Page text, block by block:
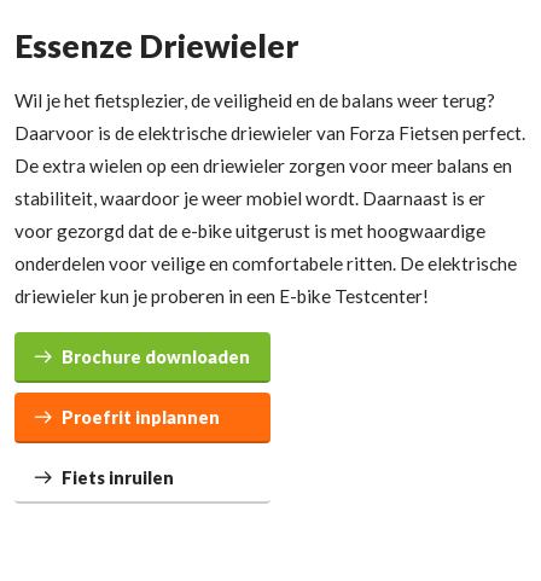
Essenze Driewieler
Wil je het fietsplezier, de veiligheid en de balans weer terug?
Daarvoor is de elektrische driewieler van Forza Fietsen perfect.
De extra wielen op een driewieler zorgen voor meer balans en
stabiliteit, waardoor je weer mobiel wordt. Daarnaast is er
voor gezorgd dat de e-bike uitgerust is met hoogwaardige
onderdelen voor veilige en comfortabele ritten. De elektrische
driewieler kun je proberen in een E-bike Testcenter!
Brochure downloaden
Proefrit inplannen
Fiets inruilen